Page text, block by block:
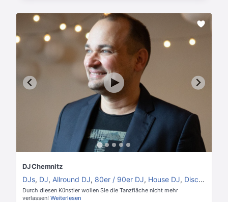
DJ Chemnitz
DJs, DJ, Allround DJ, 80er / 90er DJ, House DJ, Disco DJ
Durch diesen Künstler wollen Sie die Tanzfläche nicht mehr
verlassen! Weiterlesen